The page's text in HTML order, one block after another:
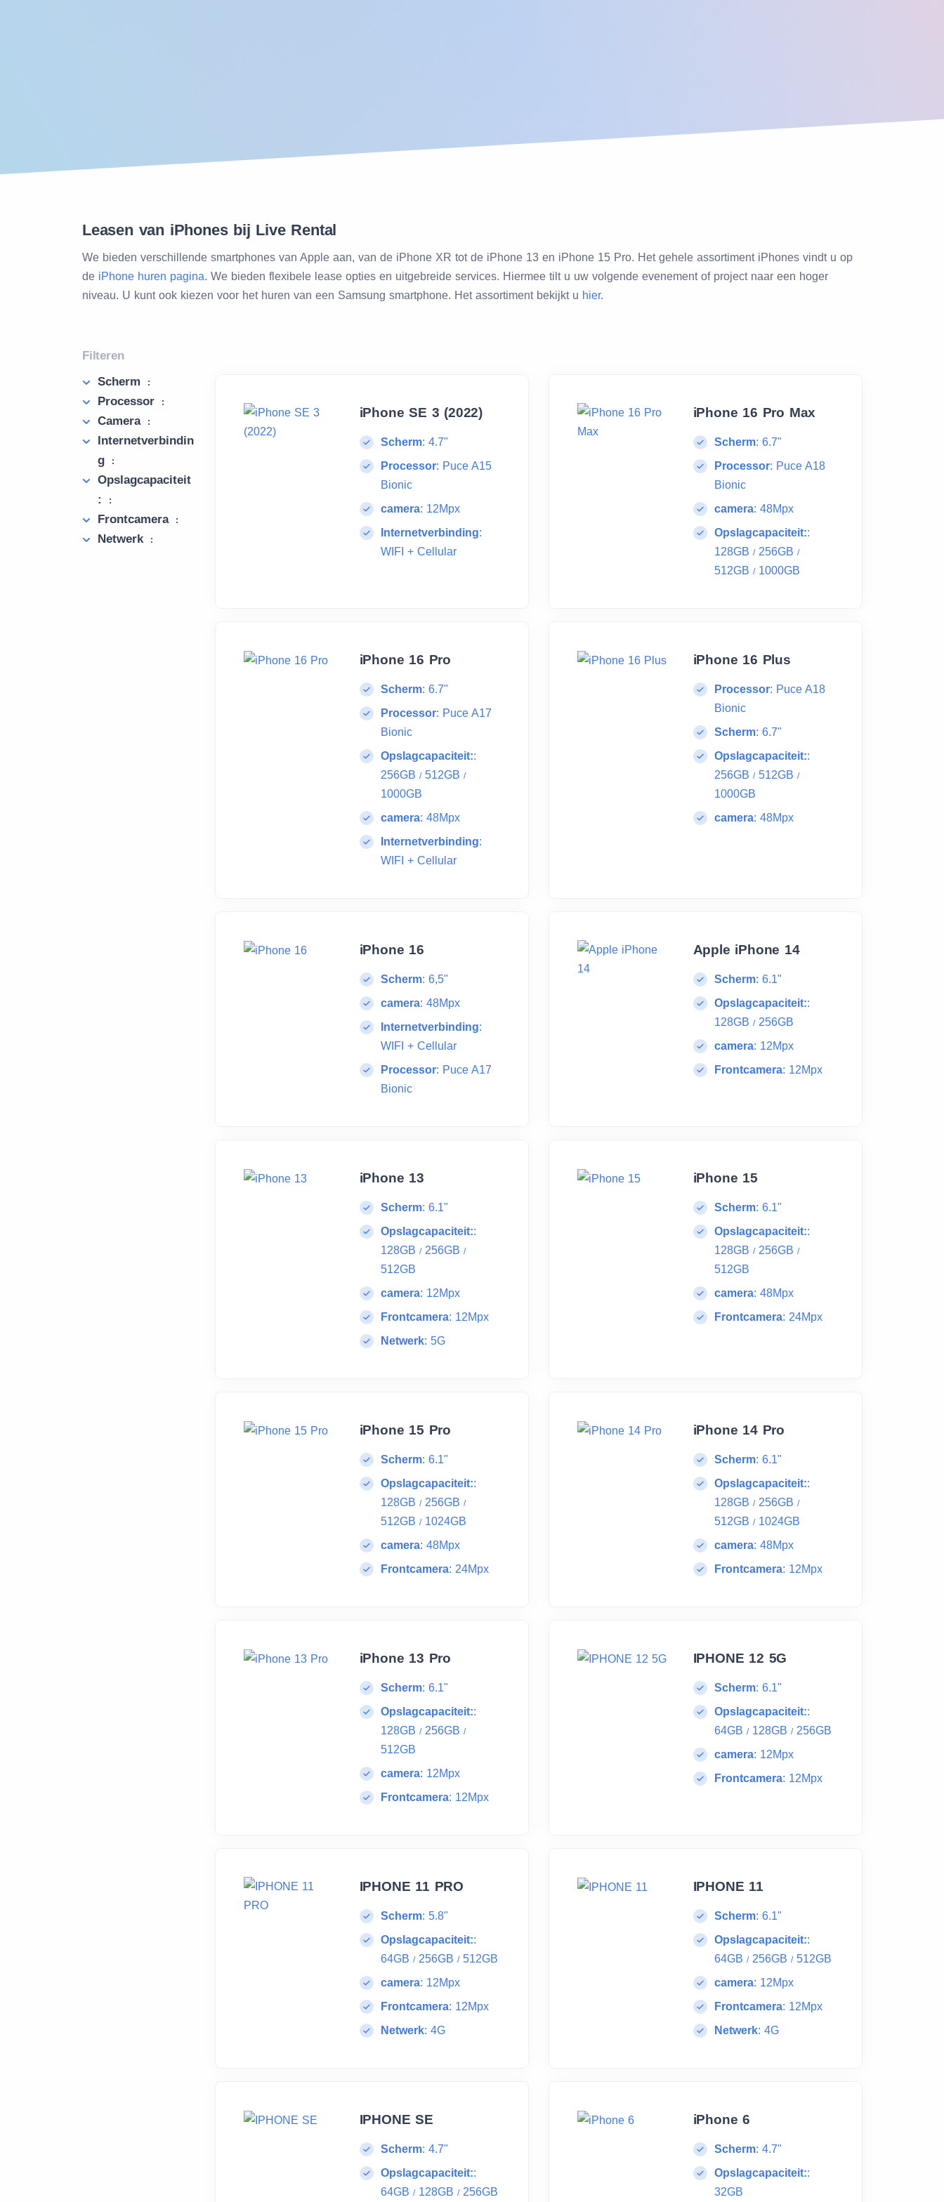
Leasen van iPhones bij Live Rental
We bieden verschillende smartphones van Apple aan, van de iPhone XR tot de iPhone 13 en iPhone 15 Pro. Het gehele assortiment iPhones vindt u op
de iPhone huren pagina. We bieden flexibele lease opties en uitgebreide services. Hiermee tilt u uw volgende evenement of project naar een hoger
niveau. U kunt ook kiezen voor het huren van een Samsung smartphone. Het assortiment bekijkt u hier.
iPhone SE 3 (2022)
Scherm: 4.7"
Processor: Puce A15
Bionic
camera: 12Mpx
Internetverbinding:
WIFI + Cellular
iPhone 16 Pro Max
Scherm: 6.7"
Processor: Puce A18
Bionic
camera: 48Mpx
Opslagcapaciteit::
128GB /256GB /
512GB /1000GB
iPhone 16 Pro
Scherm: 6.7"
Processor: Puce A17
Bionic
Opslagcapaciteit::
256GB /512GB /
1000GB
camera: 48Mpx
Internetverbinding:
WIFI + Cellular
iPhone 16 Plus
Processor: Puce A18
Bionic
Scherm: 6.7"
Opslagcapaciteit::
256GB /512GB /
1000GB
camera: 48Mpx
iPhone 16
Scherm: 6,5"
camera: 48Mpx
Internetverbinding:
WIFI + Cellular
Processor: Puce A17
Bionic
Apple iPhone 14
Scherm: 6.1"
Opslagcapaciteit::
128GB /256GB
camera: 12Mpx
Frontcamera: 12Mpx
iPhone 13
Scherm: 6.1"
Opslagcapaciteit::
128GB /256GB /
512GB
camera: 12Mpx
Frontcamera: 12Mpx
Netwerk: 5G
iPhone 15
Scherm: 6.1"
Opslagcapaciteit::
128GB /256GB /
512GB
camera: 48Mpx
Frontcamera: 24Mpx
iPhone 15 Pro
Scherm: 6.1"
Opslagcapaciteit::
128GB /256GB /
512GB /1024GB
camera: 48Mpx
Frontcamera: 24Mpx
iPhone 14 Pro
Scherm: 6.1"
Opslagcapaciteit::
128GB /256GB /
512GB /1024GB
camera: 48Mpx
Frontcamera: 12Mpx
iPhone 13 Pro
Scherm: 6.1"
Opslagcapaciteit::
128GB /256GB /
512GB
camera: 12Mpx
Frontcamera: 12Mpx
IPHONE 12 5G
Scherm: 6.1"
Opslagcapaciteit::
64GB /128GB /256GB
camera: 12Mpx
Frontcamera: 12Mpx
IPHONE 11 PRO
Scherm: 5.8"
Opslagcapaciteit::
64GB /256GB /512GB
camera: 12Mpx
Frontcamera: 12Mpx
Netwerk: 4G
IPHONE 11
Scherm: 6.1"
Opslagcapaciteit::
64GB /256GB /512GB
camera: 12Mpx
Frontcamera: 12Mpx
Netwerk: 4G
IPHONE SE
Scherm: 4.7"
Opslagcapaciteit::
64GB /128GB /256GB
iPhone 6
Scherm: 4.7"
Opslagcapaciteit::
32GB
Filteren
Scherm
:
Processor :
Camera :
Internetverbindin
g
:
Opslagcapaciteit
:
:
Frontcamera :
Netwerk :